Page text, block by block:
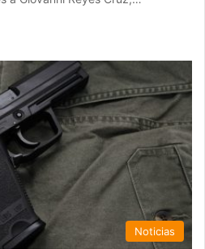
Noticias